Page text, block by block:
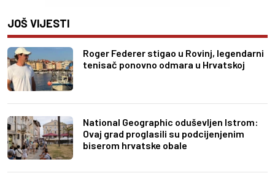
JOŠ VIJESTI
Roger Federer stigao u Rovinj, legendarni
tenisač ponovno odmara u Hrvatskoj
National Geographic oduševljen Istrom:
Ovaj grad proglasili su podcijenjenim
biserom hrvatske obale